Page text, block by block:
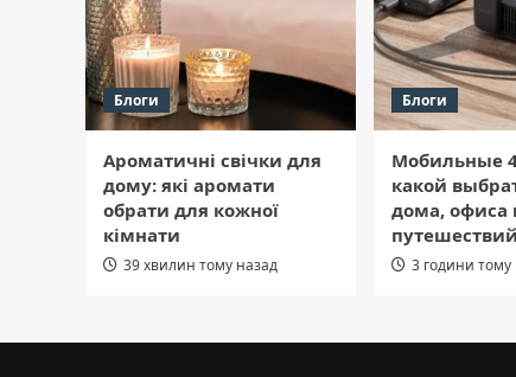
Блоги
Ароматичні свічки для
дому: які аромати
обрати для кожної
кімнати
39 хвилин тому назад
Блоги
Мобильные
какой
дома, офиса
путешествий
3 години тому